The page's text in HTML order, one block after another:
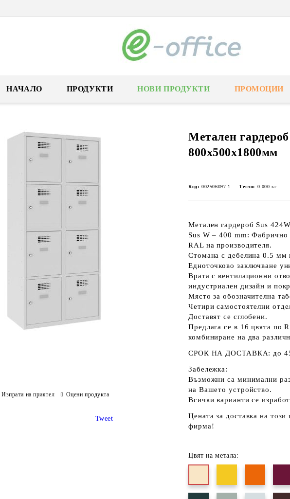
НАЧАЛО ПРОДУКТИ НОВИ ПРОДУКТИ ПРОМОЦИИ
Метален
800x500x1800мм
Код: 002506097-1 Тегло: 0.000 кг
Метален гардероб Sus 424W
Sus W – 400 mm: Фабрично
RAL на производителя.
Стомана с дебелина 0.5 мм
Едноточково заключване
Врата с вентилационни
индустриален дизайн и
Място за обозначителна
Четири самостоятелни
Доставят се сглобени.
Предлага се в 16 цвята по
комбиниране на два
СРОК НА ДОСТАВКА: до
Забележка:
Възможни са минимални
на Вашето устройство.
Всички варианти се
Цената за доставка на
фирма!
Цвят на метала:
Изпрати на приятел Оцени продукта
Tweet